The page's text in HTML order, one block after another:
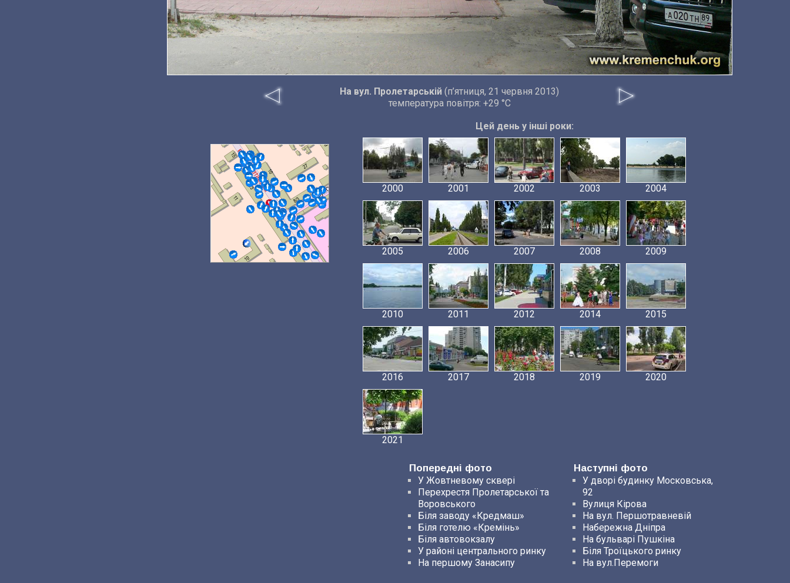
На вул. Пролетарській (п’ятниця, 21 червня 2013)
температура повітря: +29 °C
Цей день у інші роки:
2000 2001 2002 2003 2004
2005 2006 2007 2008 2009
2010 2011 2012 2014 2015
2016 2017 2018 2019 2020
2021
Попередні фото
Наступні фото
У Жовтневому сквері
Перехрестя Пролетарської та
Воровського
Біля заводу «Кредмаш»
Біля готелю «Кремінь»
Біля автовокзалу
У районі центрального ринку
На першому Занасипу
У дворі будинку Московська,
92
Вулиця Кірова
На вул. Першотравневій
Набережна Дніпра
На бульварі Пушкіна
Біля Троїцького ринку
На вул.Перемоги